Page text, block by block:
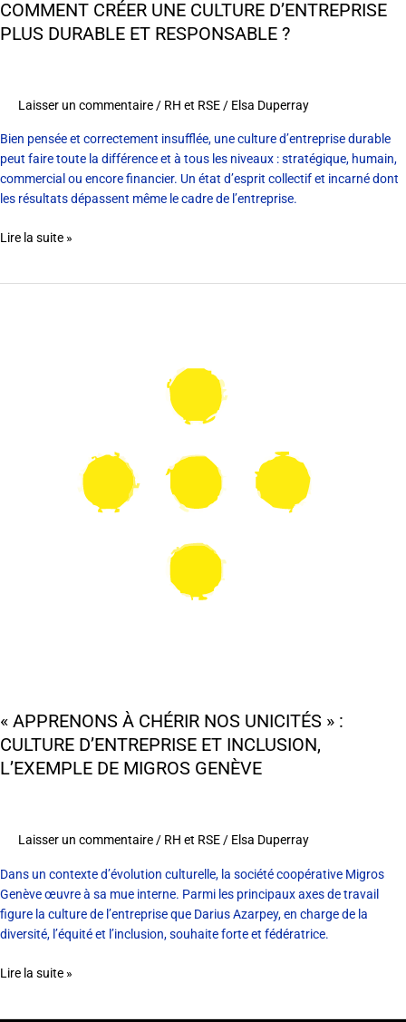
COMMENT CRÉER UNE CULTURE D’ENTREPRISE
PLUS DURABLE ET RESPONSABLE ?
Laisser un commentaire / RH et RSE / Elsa Duperray
Bien pensée et correctement insufflée, une culture d’entreprise durable
peut faire toute la différence et à tous les niveaux : stratégique, humain,
commercial ou encore financier. Un état d’esprit collectif et incarné dont
les résultats dépassent même le cadre de l’entreprise.
et
responsable
Lire la suite »
« APPRENONS À CHÉRIR NOS UNICITÉS » :
CULTURE D’ENTREPRISE ET INCLUSION,
L’EXEMPLE DE MIGROS GENÈVE
Laisser un commentaire/ RH et RSE/ Elsa Duperray
Dans un contexte d’évolution culturelle, la société coopérative Migros
Genève œuvre à sa mue interne. Parmi les principaux axes de travail
figure la culture de l’entreprise que Darius Azarpey, en charge de la
diversité, l’équité et l’inclusion, souhaite forte et fédératrice.
Lire la suite »